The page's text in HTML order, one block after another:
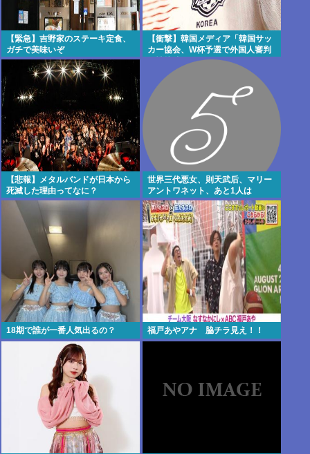
【緊急】吉野家のステーキ定食、
ガチで美味いぞ
【衝撃】韓国メディア「韓国サッ
カー協会、W杯予選で外国人審判
【悲報】メタルバンドが日本から
死滅した理由ってなに？
世界三代悪女、則天武后、マリー
アントワネット、あと1人は
18期で誰が一番人気出るの？ 福戸あやアナ 脇チラ見え！！